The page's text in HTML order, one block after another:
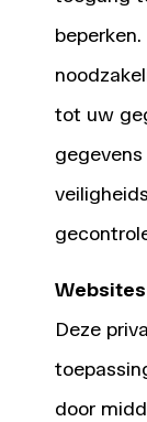
tot uw
Deze
door